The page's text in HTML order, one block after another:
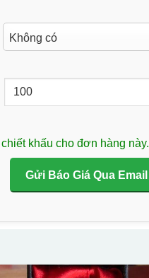
khấu cho đơn hàng này.
Gửi Báo Giá Qua Email